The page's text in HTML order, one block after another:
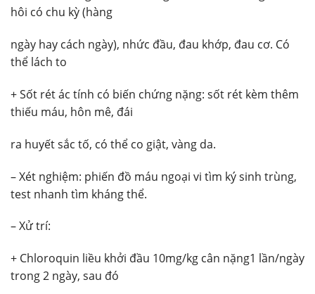
hôi có chu kỳ (hàng
ngày hay cách ngày), nhức đầu, đau khớp, đau cơ. Có
thể lách to
+ Sốt rét ác tính có biến chứng nặng: sốt rét kèm thêm
thiếu máu, hôn mê, đái
ra huyết sắc tố, có thể co giật, vàng da.
– Xét nghiệm: phiến đồ máu ngoại vi tìm ký sinh trùng,
test nhanh tìm kháng thể.
– Xử trí:
+ Chloroquin liều khởi đầu 10mg/kg cân nặng1 lần/ngày
trong 2 ngày, sau đó